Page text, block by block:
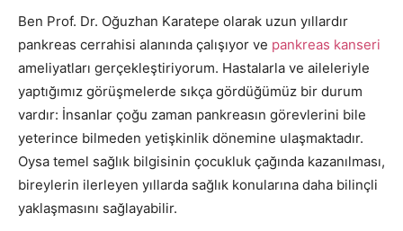
Ben Prof. Dr. Oğuzhan Karatepe olarak uzun yıllardır
pankreas cerrahisi alanında çalışıyor ve pankreas kanseri
ameliyatları gerçekleştiriyorum. Hastalarla ve aileleriyle
yaptığımız görüşmelerde sıkça gördüğümüz bir durum
vardır: İnsanlar çoğu zaman pankreasın görevlerini bile
yeterince bilmeden yetişkinlik dönemine ulaşmaktadır.
Oysa temel sağlık bilgisinin çocukluk çağında kazanılması,
bireylerin ilerleyen yıllarda sağlık konularına daha bilinçli
yaklaşmasını sağlayabilir.